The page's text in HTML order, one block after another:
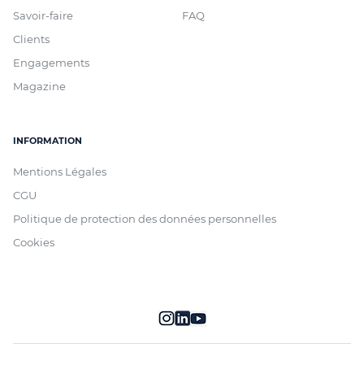
Savoir-faire
Clients
Engagements
Magazine
FAQ
INFORMATION
Mentions Légales
CGU
Politique de protection des données personnelles
Cookies